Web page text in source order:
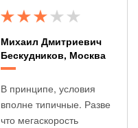
Михаил Дмитриевич
Бескудников, Москва
В принципе, условия
вполне типичные. Разве
что мегаскорость